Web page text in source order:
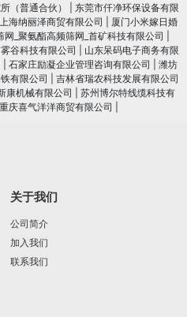
（普通合伙）
东莞市仟净环保设备有限
上海纳丽泽商贸有限公司
厦门小米嫁日婚
网_聚氨酯高频筛网_首矿科技有限公司
谷科技有限公司
山东呆码电子商务有限
石家庄励凝企业管理咨询有限公司
潍坊
有限公司
吉林省瑞农科技发展有限公司
康机械有限公司
苏州博尔特线缆科技有
重庆喜气洋洋商贸有限公司
关于我们
公司简介
加入我们
联系我们